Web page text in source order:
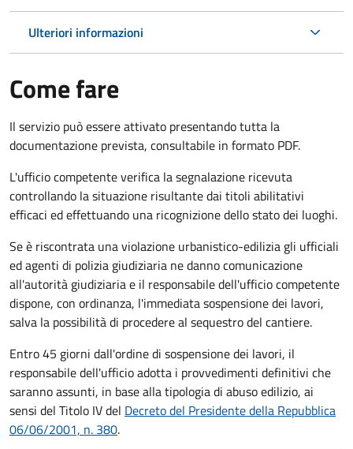
Ulteriori informazioni
Come fare
Il servizio può essere attivato presentando tutta la
documentazione prevista, consultabile in formato PDF.
L'ufficio competente verifica la segnalazione ricevuta
controllando la situazione risultante dai titoli abilitativi
efficaci ed effettuando una ricognizione dello stato dei luoghi.
Se è riscontrata una violazione urbanistico-edilizia gli ufficiali
ed agenti di polizia giudiziaria ne danno comunicazione
all'autorità giudiziaria e il responsabile dell'ufficio competente
dispone, con ordinanza, l'immediata sospensione dei lavori,
salva la possibilità di procedere al sequestro del cantiere.
Entro 45 giorni dall'ordine di sospensione dei lavori, il
responsabile dell'ufficio adotta i provvedimenti definitivi che
saranno assunti, in base alla tipologia di abuso edilizio, ai
sensi del Titolo IV del Decreto del Presidente della Repubblica
06/06/2001, n. 380.